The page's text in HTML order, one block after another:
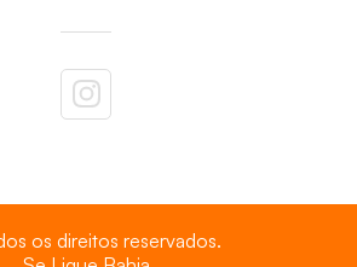
os direitos reservados.